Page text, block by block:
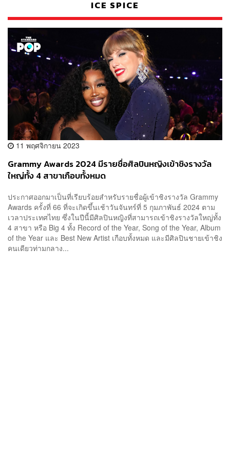
ICE SPICE
11 พฤศจิกายน 2023
Grammy Awards 2024 มีรายชื่อศิลปินหญิงเข้าชิงรางวัล
ใหญ่ทั้ง 4 สาขาเกือบทั้งหมด
ประกาศออกมาเป็นที่เรียบร้อยสำหรับรายชื่อผู้เข้าชิงรางวัล Grammy
Awards ครั้งที่ 66 ที่จะเกิดขึ้นเช้าวันจันทร์ที่ 5 กุมภาพันธ์ 2024 ตาม
เวลาประเทศไทย ซึ่งในปีนี้มีศิลปินหญิงที่สามารถเข้าชิงรางวัลใหญ่ทั้ง
4 สาขา หรือ Big 4 ทั้ง Record of the Year, Song of the Year, Album
of the Year และ Best New Artist เกือบทั้งหมด และมีศิลปินชายเข้าชิง
คนเดียวท่ามกลาง...